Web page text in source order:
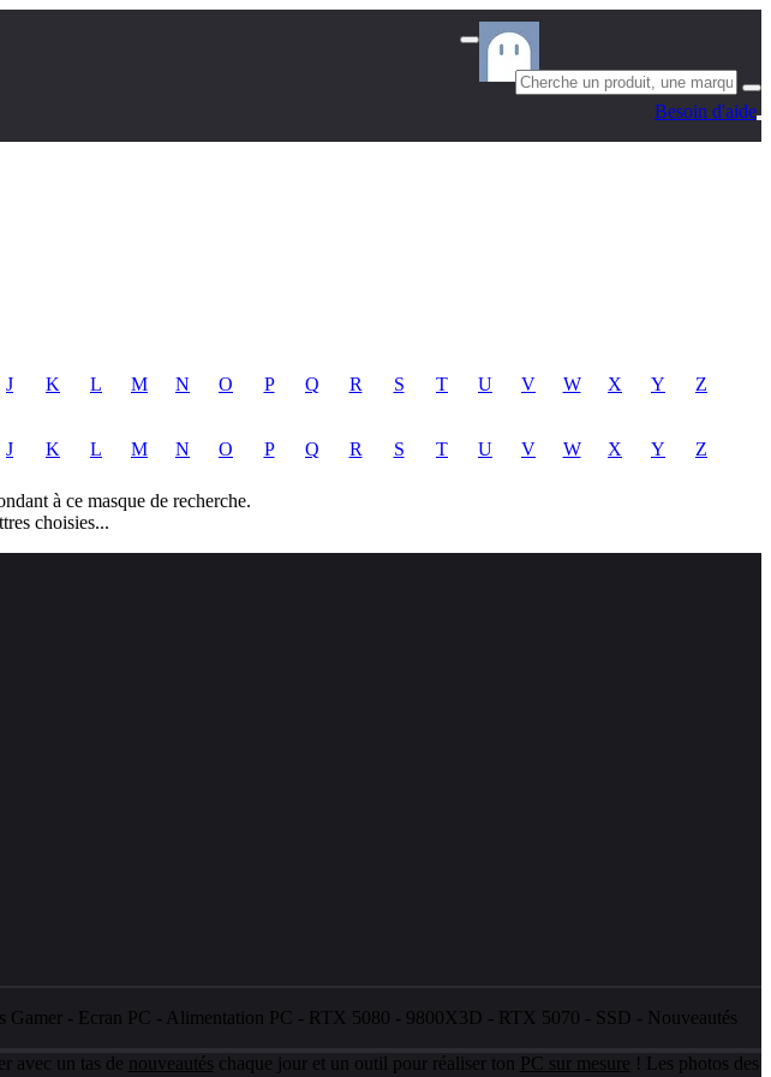
Besoin d'aide
J K L M N O P Q R S T U V W X Y
Z
J K L M N O P Q R S T U V W X Y Z
à ce masque de recherche.
choisies...
Gamer - Ecran PC - Alimentation PC - RTX 5080 - 9800X3D - RTX 5070 - SSD - Nouveautés
avec un tas de nouveautés chaque jour et un outil pour réaliser ton PC sur mesure ! Les photos des